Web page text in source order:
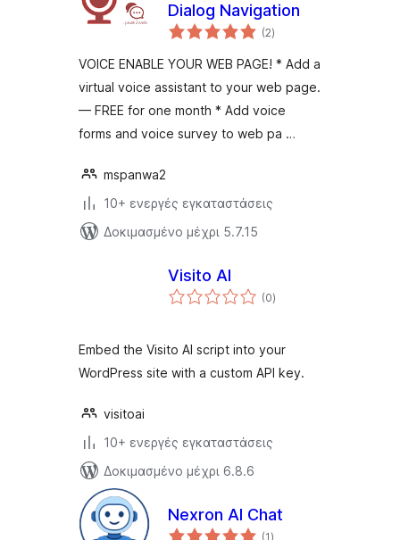
Dialog Navigation
(2αξιολογήσεις
σύνολο
)
VOICE ENABLE YOUR WEB PAGE! * Add a
virtual voice assistant to your web page.
— FREE for one month * Add voice
forms and voice survey to web pa …
mspanwa2
10+ ενεργές εγκαταστάσεις
Δοκιμασμένο μέχρι 5.7.15
Visito AI
(0αξιολογήσεις
σύνολο
)
Embed the Visito AI script into your
WordPress site with a custom API key.
visitoai
10+ ενεργές εγκαταστάσεις
Δοκιμασμένο μέχρι 6.8.6
Nexron AI Chat
(1αξιολογήσεις
)